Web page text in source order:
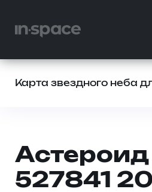
Карта звездного неба
Астероид
527841